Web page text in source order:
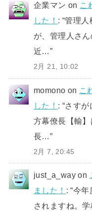
企業マン on こ
した！ : “管理人
が、管理人さ
近…”
2月 21, 10:02
momono on こ
した！ : “さすが
方幕僚長【輸
長…”
2月 7, 20:45
just_a_way on
ました！ : “今年
されますね。